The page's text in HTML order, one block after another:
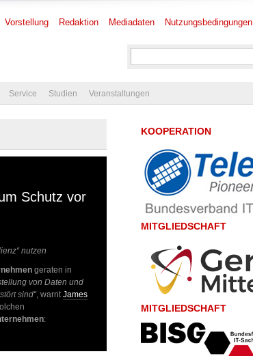
Vorstellung Redaktion Mediadaten Nutzungsbedingungen
Service Studien Veranstaltungen
Schutz vor
nutzen
geraten in
von Daten und
sind“, warntJames
:
KOOPERATION
MITGLIEDSCHAFT
MITGLIEDSCHAFT